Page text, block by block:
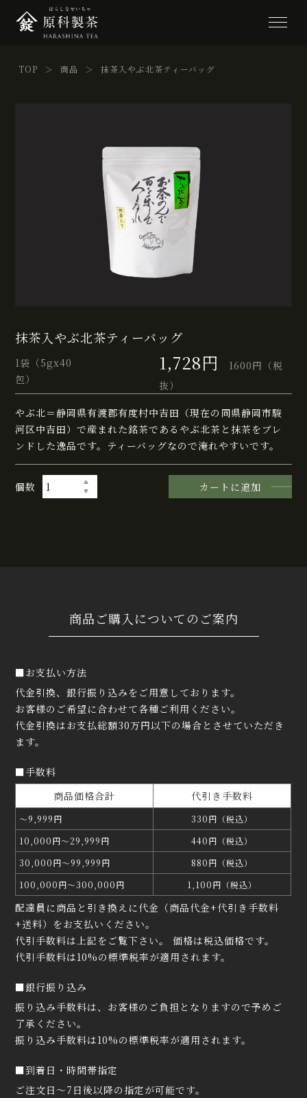
TOP ＞ 商品 ＞ 抹茶入やぶ北茶ティーバッグ
抹茶入やぶ北茶ティーバッグ
1袋（5gx40
包）
1,728円
1600円（税
抜）
やぶ北＝静岡県有渡郡有度村中吉田（現在の同県静岡市駿
河区中吉田）で産まれた銘茶であるやぶ北茶と抹茶をブレ
ンドした逸品です。ティーバッグなので淹れやすいです。
個数 カートに追加
商品ご購入についてのご案内
■お支払い方法
代金引換、銀行振り込みをご用意しております。
お客様のご希望に合わせて各種ご利用ください。
代金引換はお支払総額30万円以下の場合とさせていただき
ます。
■手数料
商品価格合計
代引き手数料
〜9,999円
330円（税込）
10,000円〜29,999円
440円（税込）
30,000円〜99,999円
880円（税込）
100,000円〜300,000円
1,100円（税込）
配達員に商品と引き換えに代金（商品代金+代引き手数料
+送料）をお支払いください。
代引手数料は上記をご覧下さい。 価格は税込価格です。
代引手数料は10%の標準税率が適用されます。
■銀行振り込み
振り込み手数料は、お客様のご負担となりますので予めご
了承ください。
振り込み手数料は10%の標準税率が適用されます。
■到着日・時間帯指定
ご注文日〜7日後以降の指定が可能です。